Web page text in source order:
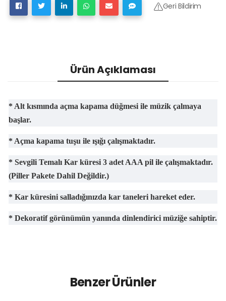
Geri Bildirim
Ürün Açıklaması
* Alt kısmında açma kapama düğmesi ile müzik çalmaya
başlar.
* Açma kapama tuşu ile ışığı çalışmaktadır.
* Sevgili Temalı Kar küresi 3 adet AAA pil ile çalışmaktadır.
(Piller Pakete Dahil Değildir.)
* Kar küresini salladığınızda kar taneleri hareket eder.
* Dekoratif görünümün yanında dinlendirici müziğe sahiptir.
Benzer Ürünler